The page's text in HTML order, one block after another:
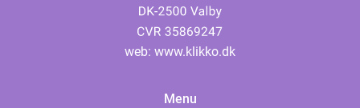
web: www.klikko.dk
Menu